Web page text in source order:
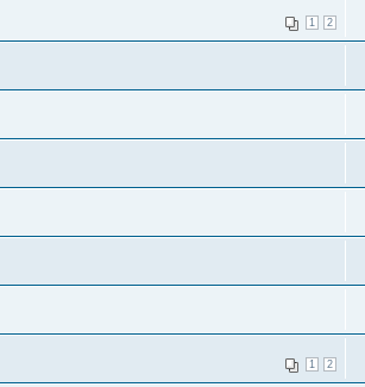
1 2
1 2